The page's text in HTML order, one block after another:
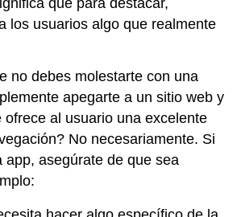
los usuarios algo que realmente
no debes molestarte con una
apegarte a un sitio web y
ofrece al usuario una excelente
No necesariamente. Si
app, asegúrate de que sea